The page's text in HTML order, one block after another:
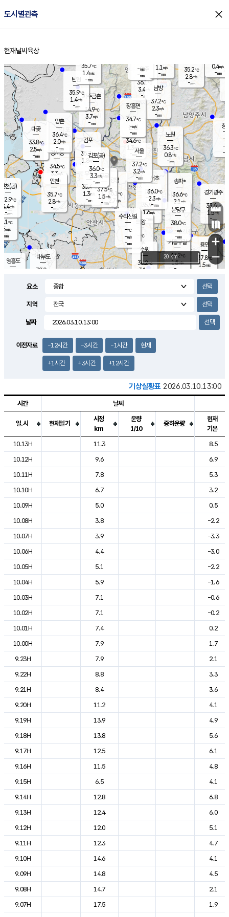
도시별관측 close
홈
현재날씨 육상
의도
℃
m/s
mm
영흥도
양주
36.1℃
3.4
-mm
과천
35.9℃
1.6m/s
- mm
용인
37.8℃
1.5m/s
경기광주
33.6℃
1.5m/s
-mm
3.0m/s
대부도
32.0
경서동
34.5℃
3.3 m/s
-mm
파주금촌
34.9℃
3.7m/s
-mm
35.2℃
2.8m/s
-mm
대곶
33.8℃
2.5m/s
-mm
창
-
-m/
-
탄현
35.9℃
1.4m/s
-mm
0.4m/s
-mm
의왕
- ℃
m/s
mm
김포
35.7℃
1.8 m/s
mm
광명
36.1
℃
2.7 m/s
-mm
부천
35.4℃
1.3m/s
-mm
양촌
36.4℃
2.0m/s
-mm
구로
37.5℃
1.5m/s
-mm
은평
34.6℃
1.3 m/s
- mm
노원
36.3℃
0.8m/s
-mm
송파*
36.6℃
2.1 m/s
-mm
서초
36.0℃
2.3m/s
-mm
남방
37.2℃
2.3m/s
-mm
기흥구갈
37.2℃
1.5m/s
-
수리산길
-℃
-m/s
-mm
분당구
38.0℃
-m/s
-mm
장흥면
34.7℃
-m/s
-mm
-m/s
-mm
인천(공)
32.9℃
4.4m/s
-mm
김포(공)
36.0℃
3.3m/s
-mm
수원
36.2℃
3.1 m/s
인천
35.7℃
2.8m/s
-mm
서울
37.2℃
3.2m/s
-mm
35.7℃
1.4m/s
-mm
1.1 m/s
-mm
+
−
20 km
요소
지역
날짜
이전자료 -12시간 -3시간 -1시간 현재
+1시간 +3시간 +12시간
기상실황표 2026.03.10.13:00
도시별 기상실황표로 지점, 날씨, 기온, 강수, 바람, 기압등을 안내한 표입
시간 날씨
일.시 현재일기
시정
km
운량
1/10
중하운량
현재
기온
10.13H
11.3
8.5
10.12H
9.6
6.9
10.11H
7.8
5.3
10.10H
6.7
3.2
10.09H
5.0
0.5
10.08H
3.8
-2.2
10.07H
3.9
-3.3
10.06H
4.4
-3.0
10.05H
5.1
-2.2
10.04H
5.9
-1.6
10.03H
7.1
-0.6
10.02H
7.1
-0.2
10.01H
7.4
0.2
10.00H
7.9
1.7
9.23H
7.9
2.1
9.22H
8.8
3.3
9.21H
8.4
3.6
9.20H
11.2
4.1
9.19H
13.9
4.9
9.18H
13.8
5.6
9.17H
12.5
6.1
9.16H
11.5
4.8
9.15H
6.5
4.1
9.14H
12.8
6.8
9.13H
12.4
6.0
9.12H
12.0
5.1
9.11H
12.3
4.7
9.10H
14.6
4.1
9.09H
14.8
4.5
9.08H
14.7
2.1
9.07H
17.5
1.9